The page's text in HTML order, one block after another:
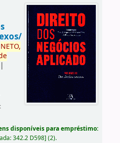
NETO,
|
disponíveis para empréstimo:
342.2 D598] (2).